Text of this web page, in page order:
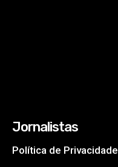
Jornalistas
Política de Privacidade